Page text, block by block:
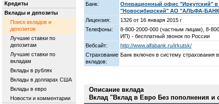
Кредиты
Вклады и депозиты
Поиск вкладов и
депозитов
Лучшие ставки по
депозитам
Лучшие ставки по
вкладам
Вклады в рублях
Вклады в долларах США
Вклады в евро
Новости и комментарии
Банк:
Операционный офис "Иркутский" в
"Новосибирский" АО "АЛЬФА-
Лицензия:
1326 от 16 января 2015 г
Телефоны:
8-800-2000-000 (частным лицам), 8-
ИП) - бесплатный звонок по России
Вебсайт:
http://www.alfabank.ru/irkutsk/
Страхование
вкладов:
Банк включен в систему страхования
Описание вклада
Вклад "Вклад в Евро Без пополнения и